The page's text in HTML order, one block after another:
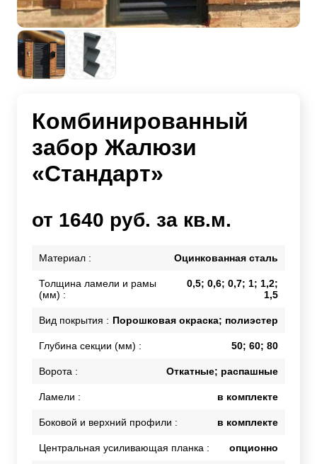
Комбинированный
забор Жалюзи
«Стандарт»
от 1640 руб. за кв.м.
Материал : Оцинкованная сталь
Толщина ламели и рамы
(мм) :
0,5; 0,6; 0,7; 1; 1,2;
1,5
Вид покрытия : Порошковая окраска; полиэстер
Глубина секции (мм) : 50; 60; 80
Ворота : Откатные; распашные
Ламели : в комплекте
Боковой и верхний профили : в комплекте
Центральная усиливающая планка : опционно